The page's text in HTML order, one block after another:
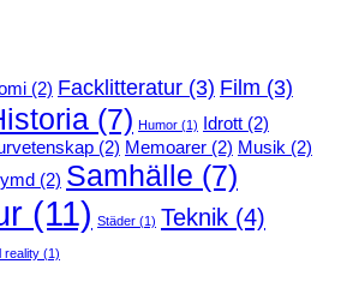
(2) Facklitteratur (3) Film (3)
(7) Humor (1) Idrott (2)
(2) Memoarer (2) Musik (2)
(2) Samhälle (7)
(11) Städer (1) Teknik (4)
reality (1)